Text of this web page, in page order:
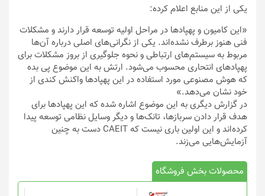
یکی از این منابع اعلام کرده:
«این کامیون و پهپادها در مراحل اولیه توسعه قرار دارند و مشکلات
فنی هنوز برطرف نشده‌اند. یکی از نگرانی‌های اصلی درباره آن‌ها
مربوط به سیستم‌های ارتباطی و نحوه جلوگیری از بروز مشکلات برای
پهپادهای انتحاری محسوب می‌شود. ارتش به این موضوع پی بده
که هوش مصنوعی مورد استفاده در این پهپادها واکنش کندی از
خود نشان می‌دهد.»
در گزارش دیگری به این موضوع اشاره شده که این پهپادها برای
هدف قرار دادن سربازها، تانک‌ها و دیگر وسایل نظامی توسعه پیدا
کرده‌اند و این اولین باری نیست که CAEIT دست به چنین
آزمایش‌هایی می‌زند.
محصولات بخش فروشگاه